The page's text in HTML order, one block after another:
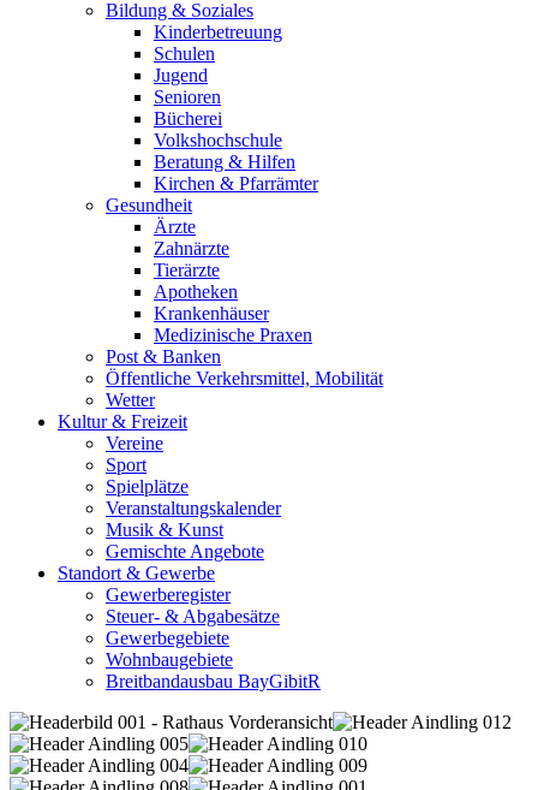
Bildung & Soziales
Kinderbetreuung
Schulen
Jugend
Senioren
Bücherei
Volkshochschule
Beratung & Hilfen
Kirchen & Pfarrämter
Gesundheit
Ärzte
Zahnärzte
Tierärzte
Apotheken
Krankenhäuser
Medizinische Praxen
Post & Banken
Öffentliche Verkehrsmittel, Mobilität
Wetter
Kultur & Freizeit
Vereine
Sport
Spielplätze
Veranstaltungskalender
Musik & Kunst
Gemischte Angebote
Standort & Gewerbe
Gewerberegister
Steuer- & Abgabesätze
Gewerbegebiete
Wohnbaugebiete
Breitbandausbau BayGibitR